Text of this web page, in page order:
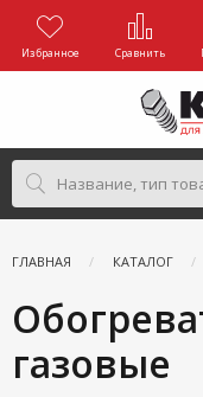
Избранное Сравнить
ГЛАВНАЯ КАТАЛОГ
газовые